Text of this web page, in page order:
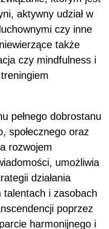
aktywny udział w
czy inne
także
czy mindfulness i
pełnego dobrostanu
społecznego oraz
rozwojem
umożliwia
działania
i zasobach
poprzez
harmonijnego i